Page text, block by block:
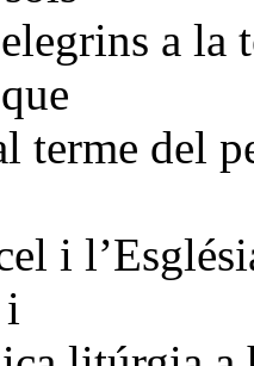
a la
terme del
i
i